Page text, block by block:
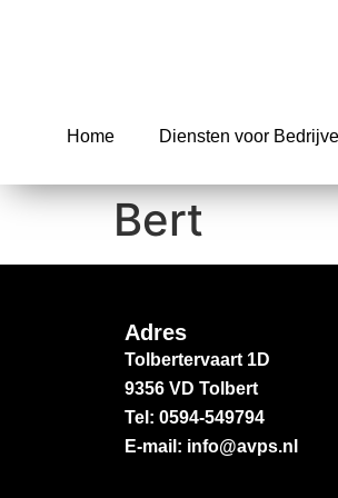
Home Diensten voor
Bert
Adres
Tolbertervaart 1D
9356 VD Tolbert
Tel: 0594-549794
E-mail: info@avps.nl